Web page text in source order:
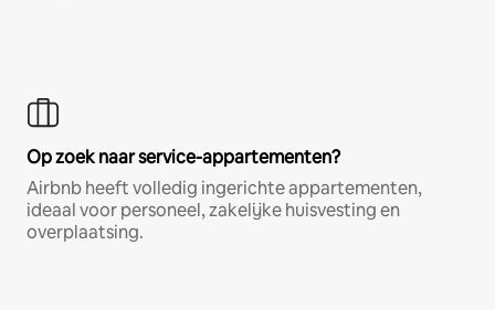
Op zoek naar service-appartementen?
Airbnb heeft volledig ingerichte appartementen,
ideaal voor personeel, zakelijke huisvesting en
overplaatsing.